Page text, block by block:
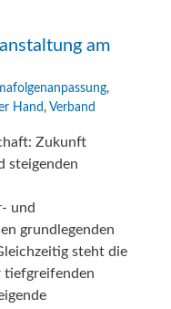
am
,
Hand , Verband
Zukunft
steigenden
und
grundlegenden
steht die